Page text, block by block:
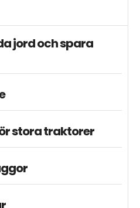
jord och spara
stora traktorer